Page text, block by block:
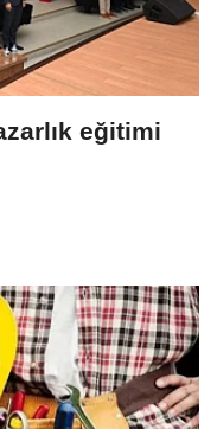
eğitimi